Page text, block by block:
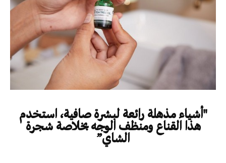
"أشياء مذهلة رائعة لبشرة صافية، استخدم
هذا القناع ومنظف الوجه بخلاصة شجرة
الشاي”